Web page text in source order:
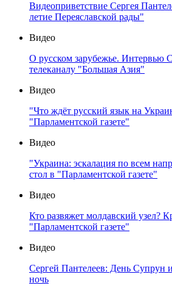
Видеоприветствие Сергея
летие Переяславской рады"
Видео
О русском зарубежье. Интервью
телеканалу "Большая Азия"
Видео
"Что ждёт русский язык на
"Парламентской газете"
Видео
"Украина: эскалация по всем
стол в "Парламентской газете"
Видео
Кто развяжет молдавский узел?
"Парламентской газете"
Видео
Сергей Пантелеев: День Супрун
ночь